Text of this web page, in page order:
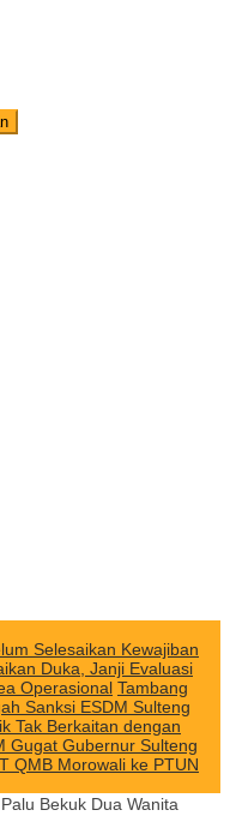
Selesaikan Kewajiban
Duka, Janji Evaluasi
Operasional Tambang
Sanksi ESDM Sulteng
Tak Berkaitan dengan
Gugat Gubernur Sulteng
QMB Morowali ke PTUN
Bekuk Dua Wanita